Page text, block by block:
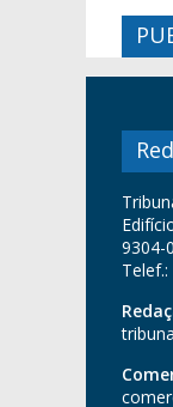
9304-
Telef.: